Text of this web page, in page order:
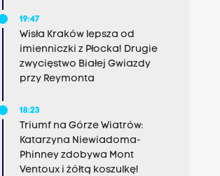
19:47
Wisła Kraków lepsza od
imienniczki z Płocka! Drugie
zwycięstwo Białej Gwiazdy
przy Reymonta
18:23
Triumf na Górze Wiatrów:
Katarzyna Niewiadoma-
Phinney zdobywa Mont
Ventoux i żółtą koszulkę!